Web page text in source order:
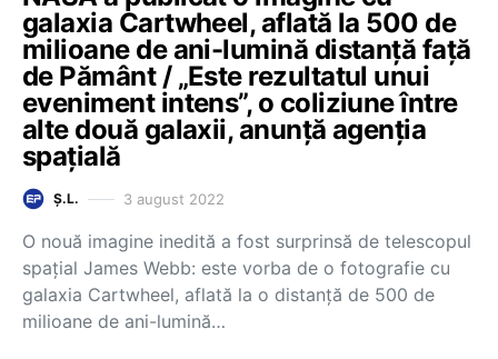
galaxia Cartwheel, aflată la 500 de
milioane de ani-lumină distanță față
de Pământ / „Este rezultatul unui
eveniment intens”, o coliziune între
alte două galaxii, anunță agenția
spațială
Ș.L. 3 august 2022
O nouă imagine inedită a fost surprinsă de telescopul
spațial James Webb: este vorba de o fotografie cu
galaxia Cartwheel, aflată la o distanță de 500 de
milioane de ani-lumină…